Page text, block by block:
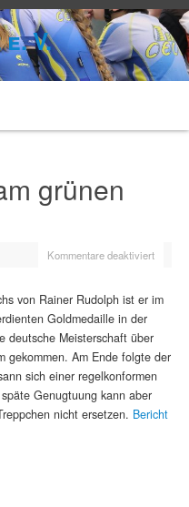
V.
grünen
Kommentare deaktiviert
von Rainer Rudolph ist er im
Goldmedaille in der
deutsche Meisterschaft über
gekommen. Am Ende folgte der
sich einer regelkonformen
Genugtuung kann aber
nicht ersetzen. Bericht